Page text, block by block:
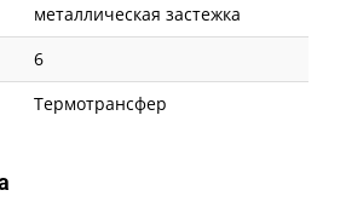
металлическая застежка
6
Термотрансфер